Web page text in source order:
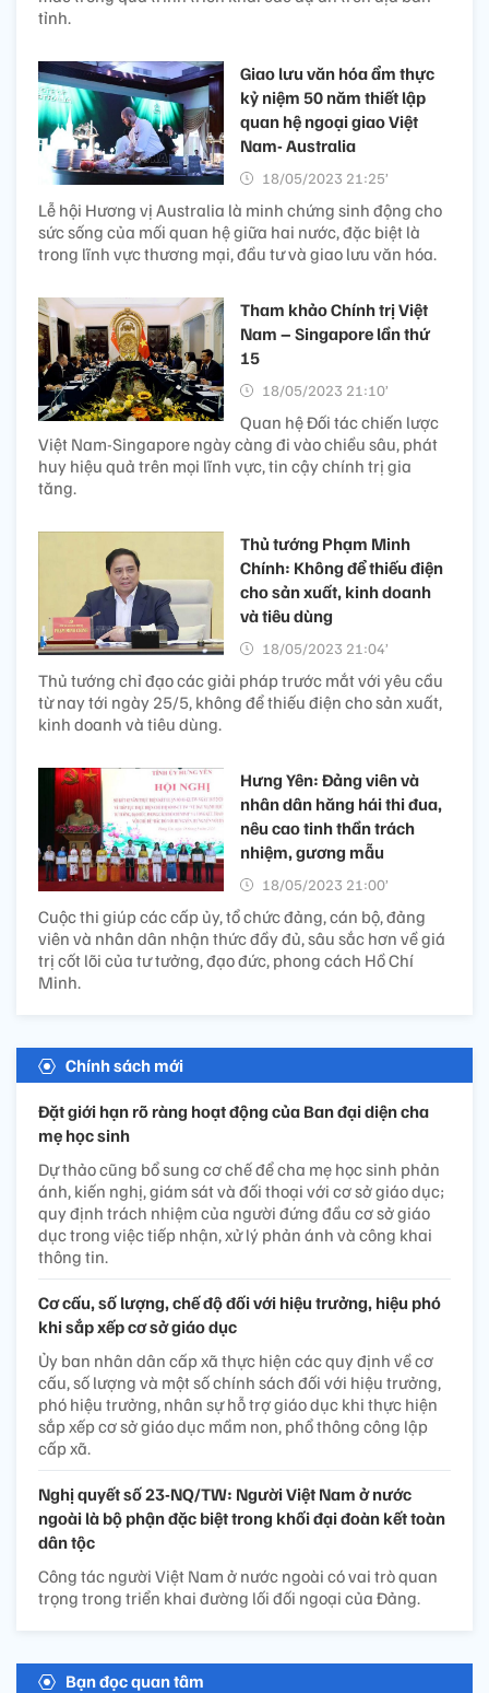
tỉnh.
Giao lưu văn hóa ẩm thực
kỷ niệm 50 năm thiết lập
quan hệ ngoại giao Việt
Nam- Australia
18/05/2023 21:25’
Lễ hội Hương vị Australia là minh chứng sinh động cho
sức sống của mối quan hệ giữa hai nước, đặc biệt là
trong lĩnh vực thương mại, đầu tư và giao lưu văn hóa.
Tham khảo Chính trị Việt
Nam – Singapore lần thứ
15
18/05/2023 21:10’
Quan hệ Đối tác chiến lược
Việt Nam-Singapore ngày càng đi vào chiều sâu, phát
huy hiệu quả trên mọi lĩnh vực, tin cậy chính trị gia
tăng.
Thủ tướng Phạm Minh
Chính: Không để thiếu điện
cho sản xuất, kinh doanh
và tiêu dùng
18/05/2023 21:04’
Thủ tướng chỉ đạo các giải pháp trước mắt với yêu cầu
từ nay tới ngày 25/5, không để thiếu điện cho sản xuất,
kinh doanh và tiêu dùng.
Hưng Yên: Đảng viên và
nhân dân hăng hái thi đua,
nêu cao tinh thần trách
nhiệm, gương mẫu
18/05/2023 21:00’
Cuộc thi giúp các cấp ủy, tổ chức đảng, cán bộ, đảng
viên và nhân dân nhận thức đầy đủ, sâu sắc hơn về giá
trị cốt lõi của tư tưởng, đạo đức, phong cách Hồ Chí
Minh.
Chính sách mới
Đặt giới hạn rõ ràng hoạt động của Ban đại diện cha
mẹ học sinh
Dự thảo cũng bổ sung cơ chế để cha mẹ học sinh phản
ánh, kiến nghị, giám sát và đối thoại với cơ sở giáo dục;
quy định trách nhiệm của người đứng đầu cơ sở giáo
dục trong việc tiếp nhận, xử lý phản ánh và công khai
thông tin.
Cơ cấu, số lượng, chế độ đối với hiệu trưởng, hiệu phó
khi sắp xếp cơ sở giáo dục
Ủy ban nhân dân cấp xã thực hiện các quy định về cơ
cấu, số lượng và một số chính sách đối với hiệu trưởng,
phó hiệu trưởng, nhân sự hỗ trợ giáo dục khi thực hiện
sắp xếp cơ sở giáo dục mầm non, phổ thông công lập
cấp xã.
Nghị quyết số 23-NQ/TW: Người Việt Nam ở nước
ngoài là bộ phận đặc biệt trong khối đại đoàn kết toàn
dân tộc
Công tác người Việt Nam ở nước ngoài có vai trò quan
trọng trong triển khai đường lối đối ngoại của Đảng.
Bạn đọc quan tâm